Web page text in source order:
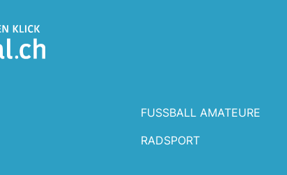
FUSSBALL AMATEURE
RADSPORT